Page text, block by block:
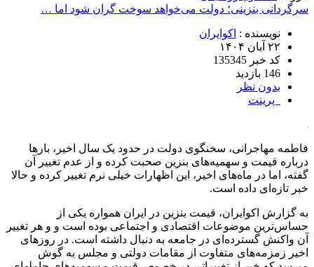
سرگردانی بنزینی؛ دولت می‌خواهد سوخت گران شود اما …
نویسنده : اکوایران
۲۲ آبان ۱۴۰۴
کد خبر 135345
146 بازدید
بدون نظر
پرینت
​فاطمه مهاجرانی، سخنگوی دولت در حدود یک سال اخیر، بارها
درباره قیمت و سهمیه‌های بنزین صحبت کرده و از عدم تغییر آن
گفته، اما در ماه‌های اخیر، این اظهارات خیلی نرم تغییر کرده و حالا
خبر تازه‌ای داده است.
به گزارش اکوایران، قیمت بنزین در ایران همواره یکی از
حساس‌ترین موضوعات اقتصادی و اجتماعی بوده است و و هر تغییر
آن واکنش گسترده‌ای در جامعه به دنبال داشته است. در روزهای
اخیر زمزمه‌های متفاوت از مقامات دولتی و مجلس به گوش